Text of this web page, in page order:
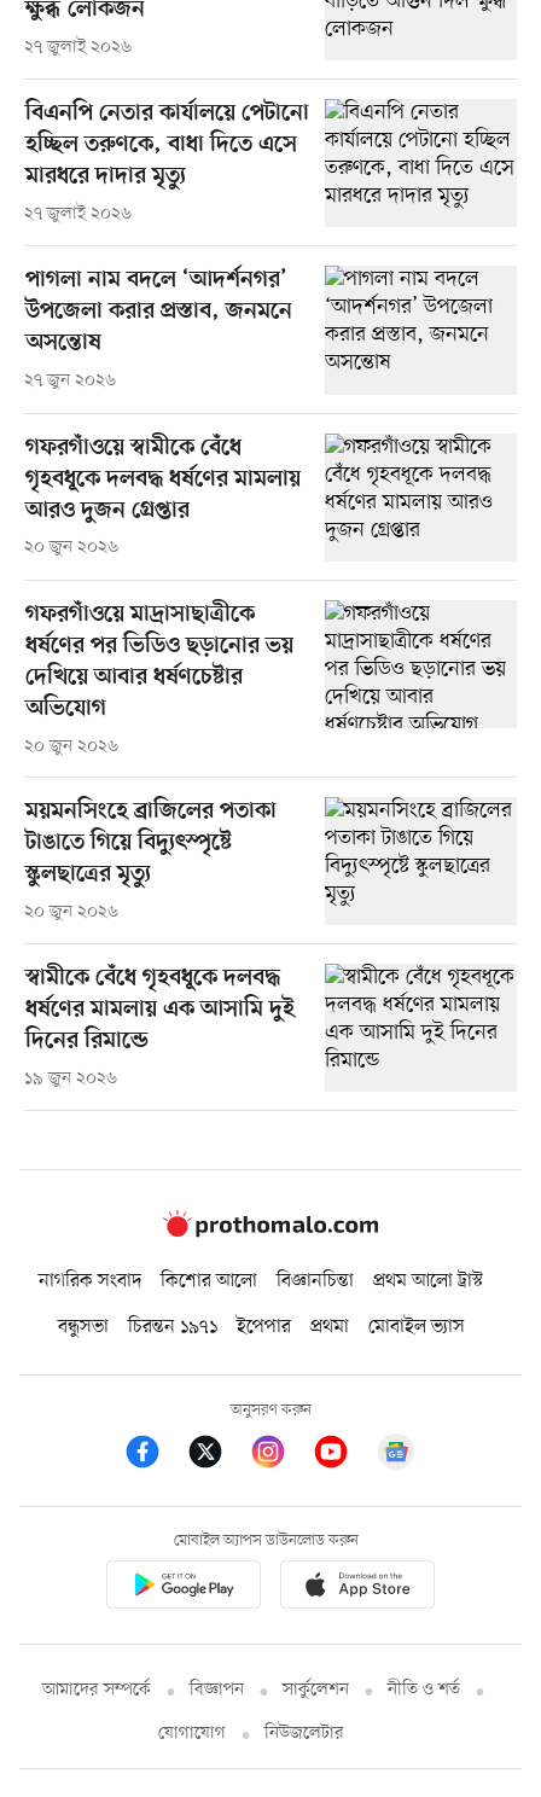
ক্ষুব্ধ লোকজন
২৭ জুলাই ২০২৬
বিএনপি নেতার কার্যালয়ে পেটানো
হচ্ছিল তরুণকে, বাধা দিতে এসে
মারধরে দাদার মৃত্যু
২৭ জুলাই ২০২৬
পাগলা নাম বদলে ‌‌‘আদর্শনগর’
উপজেলা করার প্রস্তাব, জনমনে
অসন্তোষ
২৭ জুন ২০২৬
গফরগাঁওয়ে স্বামীকে বেঁধে
গৃহবধূকে দলবদ্ধ ধর্ষণের মামলায়
আরও দুজন গ্রেপ্তার
২০ জুন ২০২৬
গফরগাঁওয়ে মাদ্রাসাছাত্রীকে
ধর্ষণের পর ভিডিও ছড়ানোর ভয়
দেখিয়ে আবার ধর্ষণচেষ্টার
অভিযোগ
২০ জুন ২০২৬
ময়মনসিংহে ব্রাজিলের পতাকা
টাঙাতে গিয়ে বিদ্যুৎস্পৃষ্টে
স্কুলছাত্রের মৃত্যু
২০ জুন ২০২৬
স্বামীকে বেঁধে গৃহবধূকে দলবদ্ধ
ধর্ষণের মামলায় এক আসামি দুই
দিনের রিমান্ডে
১৯ জুন ২০২৬
নাগরিক সংবাদ কিশোর আলো বিজ্ঞানচিন্তা
প্রথম আলো ট্রাস্ট
বন্ধুসভা
চিরন্তন ১৯৭১ ইপেপার প্রথমা মোবাইল ভ্যাস
অনুসরণ করুন
মোবাইল অ্যাপস ডাউনলোড করুন
আমাদের সম্পর্কে বিজ্ঞাপন সার্কুলেশন
নীতি ও শর্ত
যোগাযোগ
নিউজলেটার